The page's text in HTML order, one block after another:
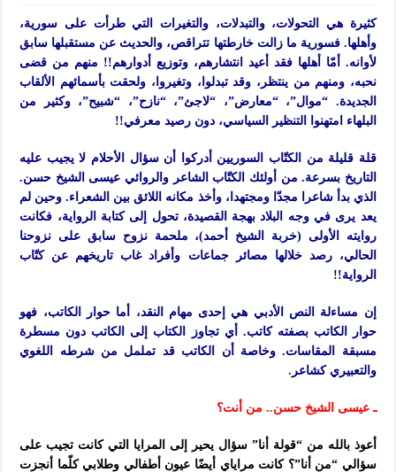
كثيرة هي التحولات، والتبدلات، والتغيرات التي طرأت على سورية،
وأهلها. فسورية ما زالت خارطتها تتراقص، والحديث عن مستقبلها سابق
لأوانه. أمّا أهلها فقد أعيد انتشارهم، وتوزيع أدوارهم!! منهم من قضى
نحبه، ومنهم من ينتظر، وقد تبدلوا، وتغيروا، ولحقت بأسمائهم الألقاب
الجديدة. “موال”، “معارض”، “لاجئ”، “نازح”، “شبيح”، وكثير من
البلهاء امتهنوا التنظير السياسي، دون رصيد معرفي!!
قلة قليلة من الكتّاب السوريين أدركوا أن سؤال الأحلام لا يجيب عليه
التاريخ بسرعة. من أولئك الكتّاب الشاعر والروائي عيسى الشيخ حسن.
الذي بدأ شاعرا مجدّا ومجتهدا، وأخذ مكانه اللائق بين الشعراء. وحين لم
يعد يرى في وجه البلاد بهجة القصيدة، تحول إلى كتابة الرواية، فكانت
روايته الأولى (خربة الشيخ أحمد)، ملحمة نزوح سابق على نزوحنا
الحالي، رصد خلالها مصائر جماعات وأفراد غاب تاريخهم عن كتّاب
الرواية!!
إن مساءلة النص الأدبي هي إحدى مهام النقد، أما حوار الكاتب، فهو
حوار الكاتب بصفته كاتب. أي تجاوز الكتاب إلى الكاتب دون مسطرة
مسبقة المقاسات. وخاصة أن الكاتب قد تململ من شرطه اللغوي
والتعبيري كشاعر.
ـ عيسى الشيخ حسن.. من أنت؟
أعوذ بالله من “قولة أنا” سؤال يحير إلى المرايا التي كانت تجيب على
سؤالي “من أنا”؟ كانت مراياي أيضًا عيون أطفالي وطلابي كلّما أنجزت